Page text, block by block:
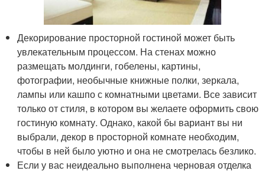
Декорирование просторной гостиной может быть
увлекательным процессом. На стенах можно
размещать молдинги, гобелены, картины,
фотографии, необычные книжные полки, зеркала,
лампы или кашпо с комнатными цветами. Все зависит
только от стиля, в котором вы желаете оформить свою
гостиную комнату. Однако, какой бы вариант вы ни
выбрали, декор в просторной комнате необходим,
чтобы в ней было уютно и она не смотрелась безлико.
Если у вас неидеально выполнена черновая отделка